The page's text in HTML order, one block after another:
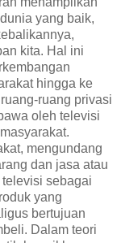
yang baik,
kita. Hal ini
hingga ke
ruang privasi
oleh televisi
mengundang
dan jasa atau
sebagai
yang
bertujuan
Dalam teori